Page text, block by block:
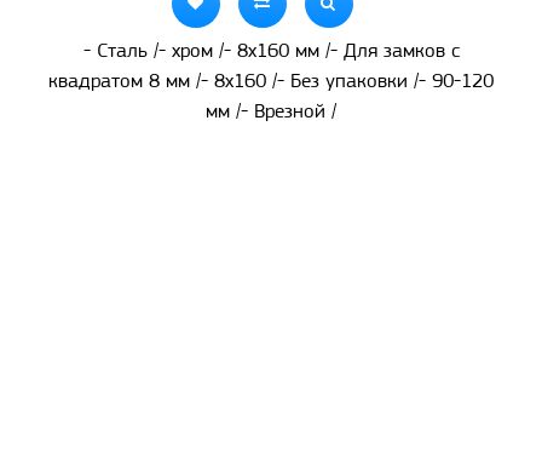
- Сталь /- хром /- 8х160 мм /- Для замков с
квадратом 8 мм /- 8x160 /- Без упаковки /- 90-120
мм /- Врезной /